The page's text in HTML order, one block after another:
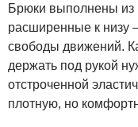
Брюки выполнены из
расширенные к низу
свободы движений.
держать под рукой
отстроченной
плотную, но